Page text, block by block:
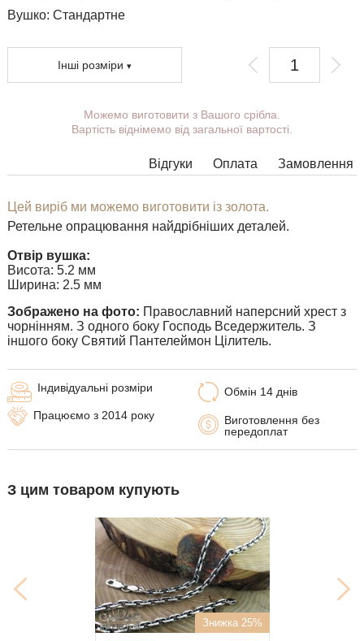
Вушко: Стандартне
Інші розміри
Ви можете вибрати покриття, вушко.
Додаткові побажання можете вказати у коментарі під час
У деяких моделях підвісок немає можливості розширити
менеджери зв'яжуться з Вами.
Будь-яку підвіску можна доповнити вушком потрібного
Можемо виготовити з Вашого срібла.
Вартість віднімемо від загальної вартості.
Відгуки Замовлення
Оплата
Цей виріб ми можемо виготовити із золота.
Ретельне опрацювання найдрібніших деталей.
Отвір вушка:
Висота: 5.2 мм
Ширина: 2.5 мм
Зображено на фото: Православний наперсний хрест з
чорнінням. З одного боку Господь Вседержитель. З
іншого боку Святий Пантелеймон Цілитель.
Обмін 14 днів
Виготовлення без
передоплат
Індивідуальні розміри
Працюємо з 2014 року
З цим товаром купують
Знижка 25%